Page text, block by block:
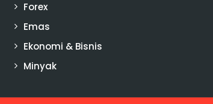
Forex
Emas
Ekonomi & Bisnis
Minyak